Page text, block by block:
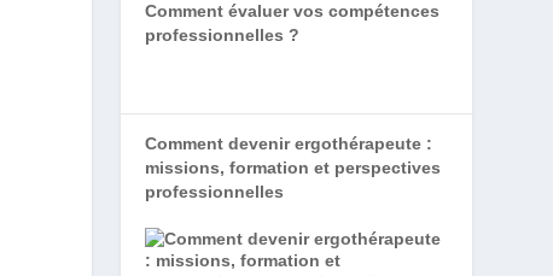
Comment évaluer vos compétences
professionnelles ?
Comment devenir ergothérapeute :
missions, formation et perspectives
professionnelles